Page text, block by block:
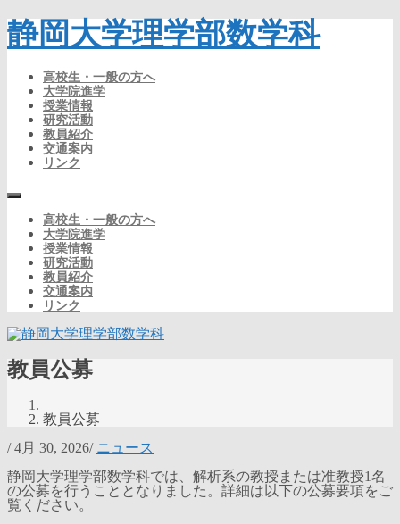
静岡大学理学部数学科
高校生・一般の方へ
大学院進学
授業情報
研究活動
教員紹介
交通案内
リンク
高校生・一般の方へ
大学院進学
授業情報
研究活動
教員紹介
交通案内
リンク
教員公募
教員公募
/ 4月 30, 2026/ ニュース
静岡大学理学部数学科では、解析系の教授または准教授1名
の公募を行うこととなりました。詳細は以下の公募要項をご
覧ください。